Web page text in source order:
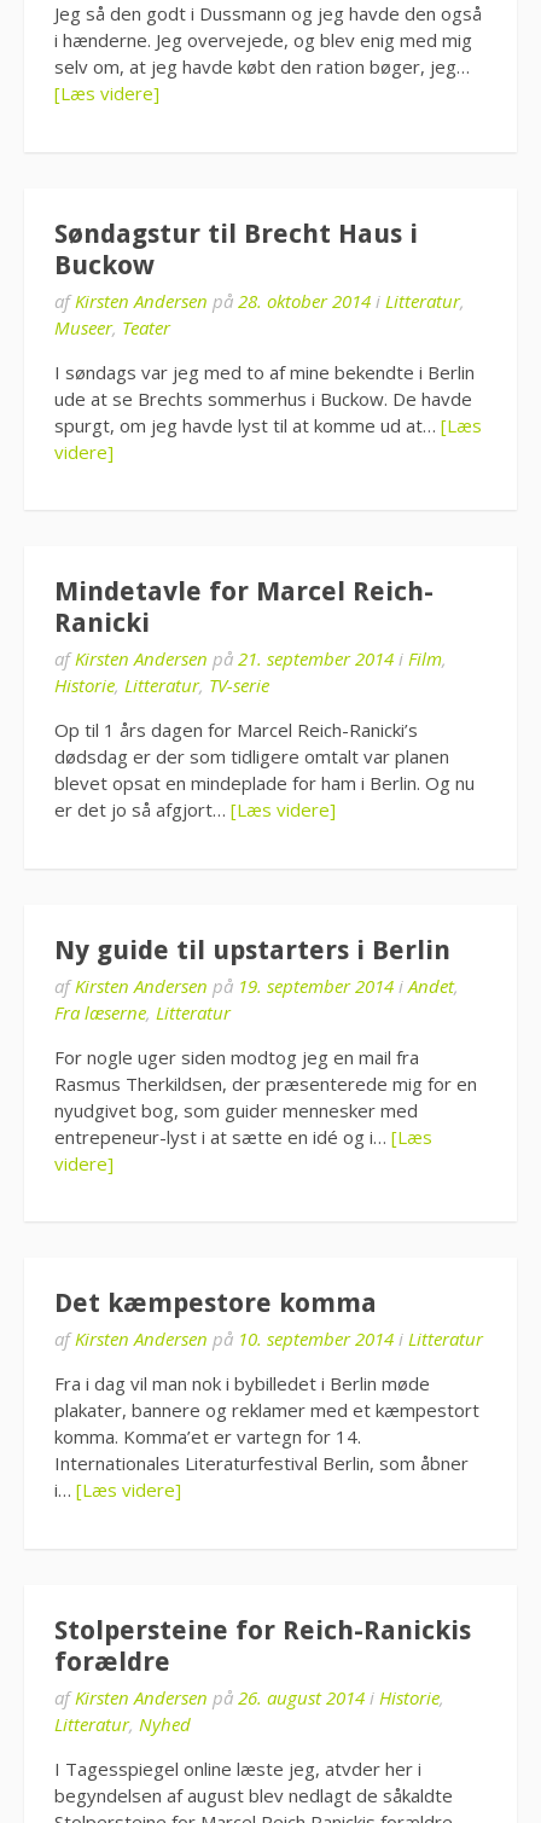
Jeg så den godt i Dussmann og jeg havde den også
i hænderne. Jeg overvejede, og blev enig med mig
selv om, at jeg havde købt den ration bøger, jeg…
[Læs videre]
Søndagstur til Brecht Haus i
Buckow
afKirsten Andersen på 28. oktober 2014 i Litteratur,
Museer, Teater
I søndags var jeg med to af mine bekendte i Berlin
ude at se Brechts sommerhus i Buckow. De havde
spurgt, om jeg havde lyst til at komme ud at… [Læs
videre]
Mindetavle for Marcel Reich-
Ranicki
afKirsten Andersen på 21. september 2014 i Film,
Historie, Litteratur, TV-serie
Op til 1 års dagen for Marcel Reich-Ranicki’s
dødsdag er der som tidligere omtalt var planen
blevet opsat en mindeplade for ham i Berlin. Og nu
er det jo så afgjort… [Læs videre]
Ny guide til upstarters i Berlin
afKirsten Andersen på 19. september 2014 i Andet,
Fra læserne, Litteratur
For nogle uger siden modtog jeg en mail fra
Rasmus Therkildsen, der præsenterede mig for en
nyudgivet bog, som guider mennesker med
entrepeneur-lyst i at sætte en idé og i… [Læs
videre]
Det kæmpestore komma
afKirsten Andersen på 10. september 2014 i Litteratur
Fra i dag vil man nok i bybilledet i Berlin møde
plakater, bannere og reklamer med et kæmpestort
komma. Komma’et er vartegn for 14.
Internationales Literaturfestival Berlin, som åbner
i… [Læs videre]
Stolpersteine for Reich-Ranickis
forældre
afKirsten Andersen på 26. august 2014 i Historie,
Litteratur, Nyhed
I Tagesspiegel online læste jeg, atvder her i
begyndelsen af august blev nedlagt de såkaldte